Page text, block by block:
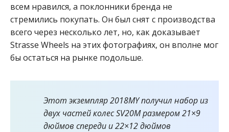
всем нравился, а поклонники бренда не
стремились покупать. Он был снят с производства
всего через несколько лет, но, как доказывает
Strasse Wheels на этих фотографиях, он вполне мог
бы остаться на рынке подольше.
Этот экземпляр 2018MY получил набор из
двух частей колес SV20M размером 21×9
дюймов спереди и 22×12 дюймов